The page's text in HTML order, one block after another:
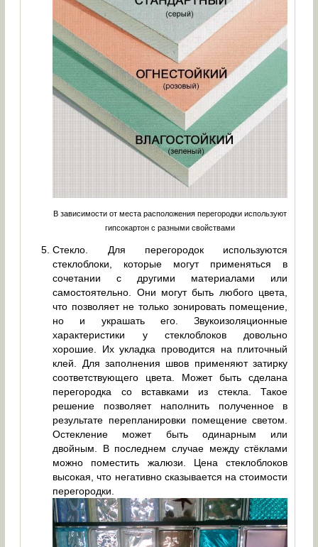
В зависимости от места расположения перегородки используют
гипсокартон с разными свойствами
Стекло. Для перегородок используются
стеклоблоки, которые могут применяться в
сочетании с другими материалами или
самостоятельно. Они могут быть любого цвета,
что позволяет не только зонировать помещение,
но и украшать его. Звукоизоляционные
характеристики у стеклоблоков довольно
хорошие. Их укладка проводится на плиточный
клей. Для заполнения швов применяют затирку
соответствующего цвета. Может быть сделана
перегородка со вставками из стекла. Такое
решение позволяет наполнить полученное в
результате перепланировки помещение светом.
Остекление может быть одинарным или
двойным. В последнем случае между стёклами
можно поместить жалюзи. Цена стеклоблоков
высокая, что негативно сказывается на стоимости
перегородки.